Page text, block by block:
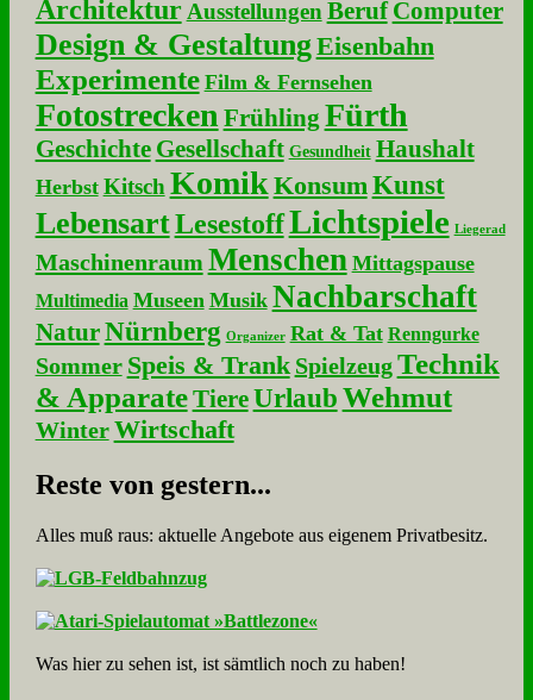
Architektur Ausstellungen Beruf Computer
Design & GestaltungEisenbahn
Experimente Film & Fernsehen
Fotostrecken Frühling Fürth
Geschichte Gesellschaft Gesundheit Haushalt
Herbst Kitsch Komik KonsumKunst
LebensartLesestoffLichtspiele Liegerad
Maschinenraum Menschen Mittagspause
Multimedia Museen Musik Nachbarschaft
NaturNürnberg Organizer Rat & Tat Renngurke
Sommer Speis & Trank Spielzeug Technik
& Apparate Tiere UrlaubWehmut
Winter Wirtschaft
Re­ste von ge­stern...
Alles muß raus: aktuelle An­ge­bo­te aus eigenem Privatbesitz.
Was hier zu sehen ist, ist sämt­lich noch zu haben!